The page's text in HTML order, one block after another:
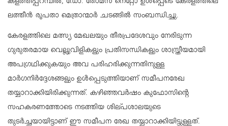
ലത്തീൻ രൂപതാ മെത്രാന്മാർ ചടങ്ങിൽ സംബന്ധിച്ചു.
കേരളത്തിലെ മത്സ്യ മേഖലയും തീരപ്രദേശവും നേരിടുന്ന
ഗുരുതരമായ വെല്ലുവിളികളും പ്രതിസന്ധികളും ശാസ്ത്രീയമായി
അപഗ്രഥിക്കുകയും അവ പരിഹരിക്കുന്നതിനുള്ള
മാർഗനിർദ്ദേശങ്ങളും ഉൾപ്പെടുത്തിയാണ് സമീപനരേഖ
തയ്യാറാക്കിയിരിക്കുന്നത്. കഴിഞ്ഞവർഷം കുഫോസിന്റെ
സഹകരണത്തോടെ നടത്തിയ ശില്പശാലയുടെ
തുടർച്ചയായിട്ടാണ് ഈ സമീപന രേഖ തയ്യാറാക്കിയിട്ടുള്ളത്.